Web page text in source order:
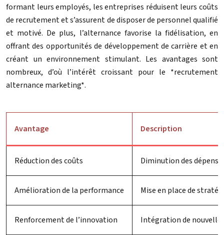
formant leurs employés, les entreprises réduisent leurs coûts
de recrutement et s’assurent de disposer de personnel qualifié
et motivé. De plus, l’alternance favorise la fidélisation, en
offrant des opportunités de développement de carrière et en
créant un environnement stimulant. Les avantages sont
nombreux, d’où l’intérêt croissant pour le *recrutement
alternance marketing*.
Avantage Description
Réduction des coûts Diminution des
Amélioration de la performance Mise en place de
Renforcement de l’innovation Intégration de